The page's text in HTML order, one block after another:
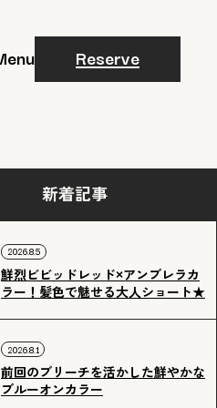
Reserve
新着記事
2026.8.5
鮮烈ビビッドレッド×アンブレラカ
ラー！髪色で魅せる大人ショート★
2026.8.1
前回のブリーチを活かした鮮やかな
ブルーオンカラー